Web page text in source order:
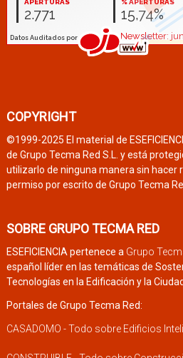
COPYRIGHT
©1999-2025 El material de
de Grupo Tecma Red S.L. y está
utilizarlo de ninguna manera sin hacer
permiso por escrito de Grupo Tecma
SOBRE GRUPO TECMA RED
ESEFICIENCIA pertenece a Grupo
español líder en las temáticas de
Tecnologías en la Edificación y la
Portales de Grupo Tecma Red:
CASADOMO - Todo sobre Edificios